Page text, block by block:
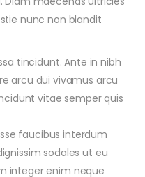
nunc non blandit
tincidunt. Ante in nibh
arcu dui vivamus arcu
vitae semper quis
faucibus interdum
sodales ut eu
integer enim neque